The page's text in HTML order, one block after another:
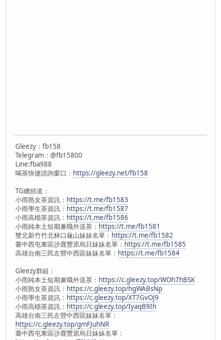
Gleezy：fb158
Telegram：@fb15800
Line:fba988
喝茶快捷諮詢窗口： https://gleezy.net/fb158
TG總頻道：
小雨熟女茶資訊： https://t.me/fb1583
小雨學生茶資訊： https://t.me/fb1587
小雨高檔茶資訊： https://t.me/fb1586
小雨純本土短期兼職外送茶： https://t.me/fb1581
雙北新竹竹北林口龜山妹妹名單： https://t.me/fb1582
臺中西屯東區沙鹿豐原烏日妹妹名單： https://t.me/fb1585
高雄台南三民左營中西區妹妹名單： https://t.me/fb1584
Gleezy群組：
小雨純本土短期兼職外送茶： https://c.gleezy.top/WOh7hBSK
小雨熟女茶資訊： https://c.gleezy.top/hgWABsNp
小雨學生茶資訊： https://c.gleezy.top/XT7GvOJ9
小雨高檔茶資訊： https://c.gleezy.top/IyaqB9Ih
高雄台南三民左營中西區妹妹名單：
https://c.gleezy.top/gmFJuhNR
臺中西屯東區沙鹿豐原烏日妹妹名單：